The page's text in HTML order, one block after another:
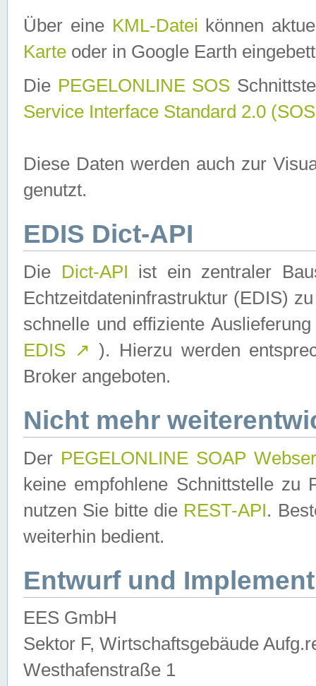
Über eine KML-Datei können
Karte oder in Google Earth
Die PEGELONLINE SOS
Service Interface Standard 2.0
Diese Daten werden auch zur
genutzt.
EDIS Dict-API
Die Dict-API ist ein zentraler
Echtzeitdateninfrastruktur (EDIS)
schnelle und effiziente
EDIS ↗ ). Hierzu werden
Broker angeboten.
Nicht mehr
Der PEGELONLINE SOAP
keine empfohlene Schnittstelle zu
nutzen Sie bitte die REST-API.
weiterhin bedient.
Entwurf und
EES GmbH
Sektor F, Wirtschaftsgebäude
Westhafenstraße 1